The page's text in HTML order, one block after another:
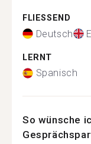
FLIESSEND
Deutsch
LERNT
Spanisch
So wünsche